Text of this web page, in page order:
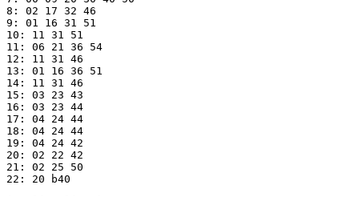
8: 02 17 32 46
9: 01 16 31 51
10: 11 31 51
11: 06 21 36 54
12: 11 31 46
13: 01 16 36 51
14: 11 31 46
15: 03 23 43
16: 03 23 44
17: 04 24 44
18: 04 24 44
19: 04 24 42
20: 02 22 42
21: 02 25 50
22: 20 b40